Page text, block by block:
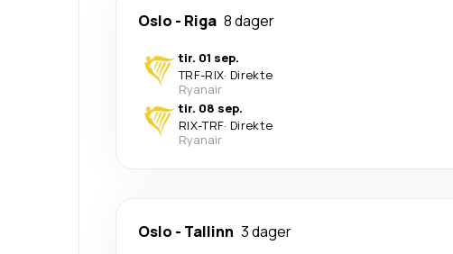
Oslo - Riga 8 dager
tir. 01 sep.
TRF-RIX· Direkte
Ryanair
tir. 08 sep.
RIX-TRF· Direkte
Ryanair
Oslo - Tallinn 3 dager